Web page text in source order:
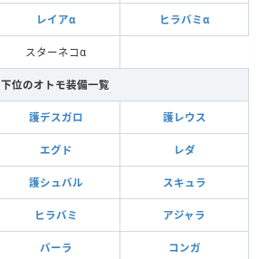
レイアα ヒラバミα
スターネコα
下位のオトモ装備一覧
護デスガロ 護レウス
エグド レダ
護シュバル スキュラ
ヒラバミ アジャラ
バーラ コンガ